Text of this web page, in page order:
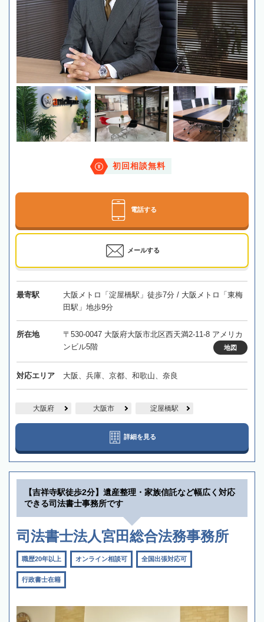
初回相談無料
電話する
メールする
最寄駅
大阪メトロ「淀屋橋駅」徒歩7分 / 大阪メトロ「東梅
田駅」地歩9分
所在地
〒530-0047 大阪府大阪市北区西天満2-11-8 アメリカ
ンビル5階
地図
対応エリア 大阪、兵庫、京都、和歌山、奈良
大阪府 大阪市 淀屋橋駅
詳細を見る
【吉祥寺駅徒歩2分】遺産整理・家族信託など幅広く対応
できる司法書士事務所です
司法書士法人宮田総合法務事務所
職歴20年以上 オンライン相談可 全国出張対応可
行政書士在籍